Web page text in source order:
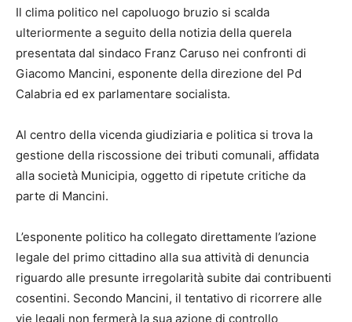
Il clima politico nel capoluogo bruzio si scalda
ulteriormente a seguito della notizia della querela
presentata dal sindaco Franz Caruso nei confronti di
Giacomo Mancini, esponente della direzione del Pd
Calabria ed ex parlamentare socialista.
Al centro della vicenda giudiziaria e politica si trova la
gestione della riscossione dei tributi comunali, affidata
alla società Municipia, oggetto di ripetute critiche da
parte di Mancini.
L’esponente politico ha collegato direttamente l’azione
legale del primo cittadino alla sua attività di denuncia
riguardo alle presunte irregolarità subite dai contribuenti
cosentini. Secondo Mancini, il tentativo di ricorrere alle
vie legali non fermerà la sua azione di controllo